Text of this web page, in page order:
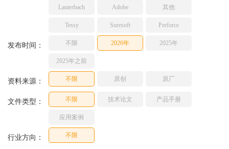
Lauterbach Adobe 其他
Tessy Suresoft Perforce
发布时间： 不限 2026年 2025年
2025年之前
资料来源： 不限 原创 原厂
文件类型： 不限 技术论文 产品手册
应用案例
行业方向： 不限